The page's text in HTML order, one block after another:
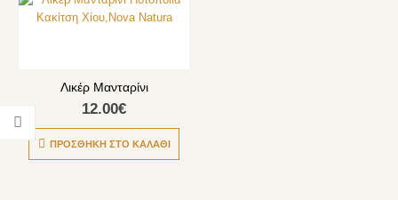
Λικέρ Μανταρίνι
12.00€
ΠΡΟΣΘΉΚΗ ΣΤΟ ΚΑΛΆΘΙ